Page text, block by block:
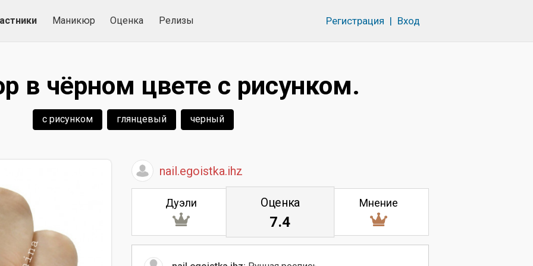
Маникюр Оценка Релизы Регистрация | Вход
в чёрном цвете с рисунком.
с рисунком глянцевый черный
nail.egoistka.ihz
Дуэли Оценка
7.4
Мнение